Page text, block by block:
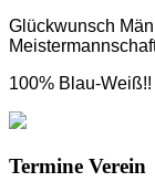
Glückwunsch
100% Blau-Weiß!!
Termine Verein